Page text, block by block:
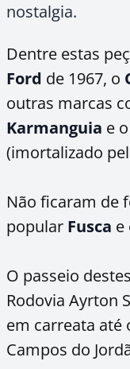
nostalgia.
Dentre estas
Ford de 1967, o
outras marcas
Karmanguia e
(imortalizado
Não ficaram de
popular Fusca e
O passeio
Rodovia Ayrton
em carreata até
Campos do